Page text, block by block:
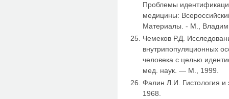
Проблемы
медицины:
Материалы. - М.,
Чемеков Р.Д.
внутрипопуляционных
человека с целью
мед. наук. — М., 1999.
Фалин Л.И. Гистология и
1968.